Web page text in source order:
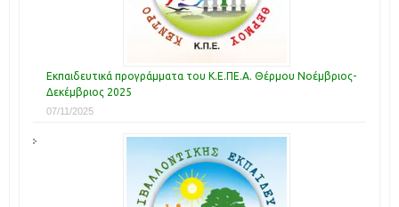
Εκπαιδευτικά προγράμματα του Κ.Ε.ΠΕ.Α. Θέρμου Νοέμβριος-
Δεκέμβριος 2025
07/11/2025